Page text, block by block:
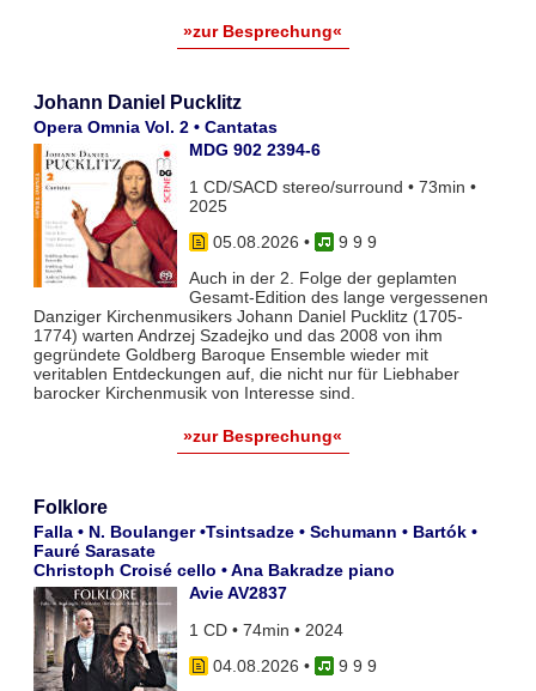
»zur Besprechung«
Johann Daniel Pucklitz
Opera Omnia Vol. 2 • Cantatas
MDG 902 2394-6
1 CD/SACD stereo/surround • 73min •
2025
05.08.2026 •
9 9 9
Auch in der 2. Folge der geplamten
Gesamt-Edition des lange vergessenen
Danziger Kirchenmusikers Johann Daniel Pucklitz (1705-
1774) warten Andrzej Szadejko und das 2008 von ihm
gegründete Goldberg Baroque Ensemble wieder mit
veritablen Entdeckungen auf, die nicht nur für Liebhaber
barocker Kirchenmusik von Interesse sind.
»zur Besprechung«
Folklore
Falla • N. Boulanger •Tsintsadze • Schumann • Bartók •
Fauré Sarasate
Christoph Croisé cello • Ana Bakradze piano
Avie AV2837
1 CD • 74min • 2024
04.08.2026 •
9 9 9